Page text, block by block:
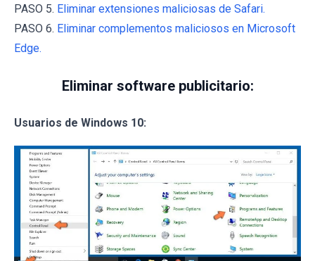
PASO 5. Eliminar extensiones maliciosas de Safari.
PASO 6. Eliminar complementos maliciosos en Microsoft
Edge.
Eliminar software publicitario:
Usuarios de Windows 10: